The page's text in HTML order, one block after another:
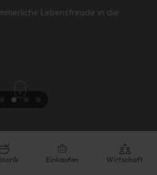
| 09:00 - 18:00
Aktuell:
16 - 33 ºC
Einkaufen Wirtschaft